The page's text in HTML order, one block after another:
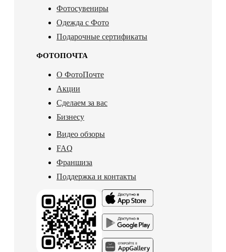
Фотосувениры
Одежда с Фото
Подарочные сертификаты
ФОТОПОЧТА
О ФотоПочте
Акции
Сделаем за вас
Бизнесу
Видео обзоры
FAQ
Франшиза
Поддержка и контакты